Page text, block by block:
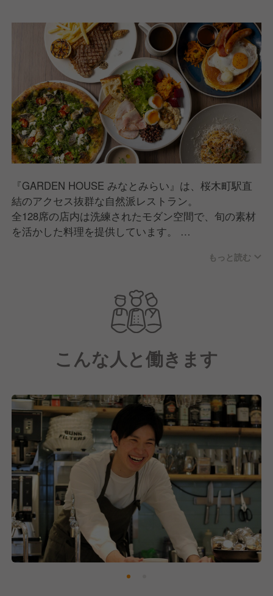
『GARDEN HOUSE みなとみらい』は、桜木町駅直
結のアクセス抜群な自然派レストラン。
全128席の店内は洗練されたモダン空間で、旬の素材
を活かした料理を提供しています。
ノルウェーサーモンのカルパッチョや鎌倉ソーセージ
""SEASON INSPIRED & FINE CRAFTS""をコンセプト
に、四季折々の日本の食材と、生産者の顔が見える食
材選びを大切にしています。
さらに、横浜ビールやオリジナルカクテルなど、多彩
おくつろぎいただける食空間をお届けしています。
もっと読む
こんな人と働きます